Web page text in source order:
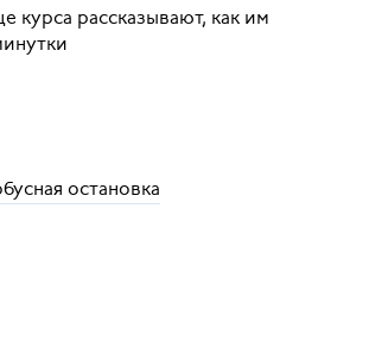
курса рассказывают, как им
остановка